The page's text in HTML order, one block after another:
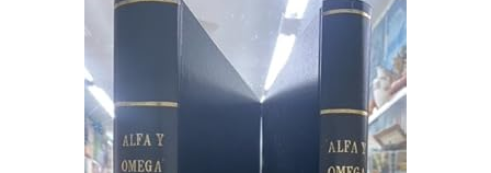
Textbooks
Start Selling